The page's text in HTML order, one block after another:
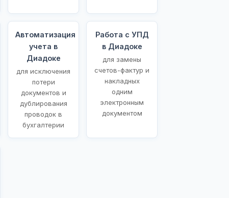
Автоматизация
учета в
Диадоке
для исключения
потери
документов и
дублирования
проводок в
бухгалтерии
Работа с УПД
в Диадоке
для замены
счетов-фактур и
накладных
одним
электронным
документом